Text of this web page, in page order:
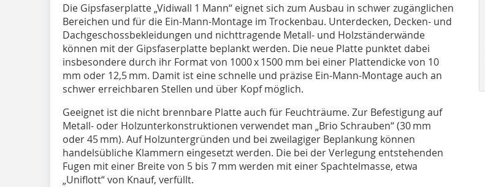
Die Gipsfaserplatte „Vidiwall 1 Mann“ eignet sich zum Ausbau in schwer zugänglichen
Bereichen und für die Ein-Mann-Montage im Trockenbau. Unterdecken, Decken- und
Dachgeschossbekleidungen und nichttragende Metall- und Holzständerwände
können mit der Gipsfaserplatte beplankt werden. Die neue Platte punktet dabei
insbesondere durch ihr Format von 1000 x 1500 mm bei einer Plattendicke von 10
mm oder 12,5 mm. Damit ist eine schnelle und präzise Ein-Mann-Montage auch an
schwer erreichbaren Stellen und über Kopf möglich.
Geeignet ist die nicht brennbare Platte auch für Feuchträume. Zur Befestigung auf
Metall- oder Holzunterkonstruktionen verwendet man „Brio Schrauben“ (30 mm
oder 45 mm). Auf Holzuntergründen und bei zweilagiger Beplankung können
handelsübliche Klam­mern eingesetzt werden. Die bei der Verlegung entstehenden
Fugen mit einer Breite von 5 bis 7 mm werden mit einer Spachtelmasse, etwa
„Uniflott“ von Knauf, verfüllt.